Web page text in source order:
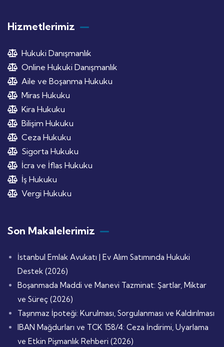
Hizmetlerimiz
Hukuki Danışmanlık
Online Hukuki Danışmanlık
Aile ve Boşanma Hukuku
Miras Hukuku
Kira Hukuku
Bilişim Hukuku
Ceza Hukuku
Sigorta Hukuku
İcra ve İflas Hukuku
İş Hukuku
Vergi Hukuku
Son Makalelerimiz
İstanbul Emlak Avukatı | Ev Alım Satımında Hukuki
Destek (2026)
Boşanmada Maddi ve Manevi Tazminat: Şartlar, Miktar
ve Süreç (2026)
Taşınmaz İpoteği: Kurulması, Sorgulanması ve Kaldırılması
IBAN Mağdurları ve TCK 158/4: Ceza İndirimi, Uyarlama
ve Etkin Pişmanlık Rehberi (2026)